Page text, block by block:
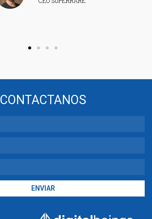
CONTACTANOS
ENVIAR